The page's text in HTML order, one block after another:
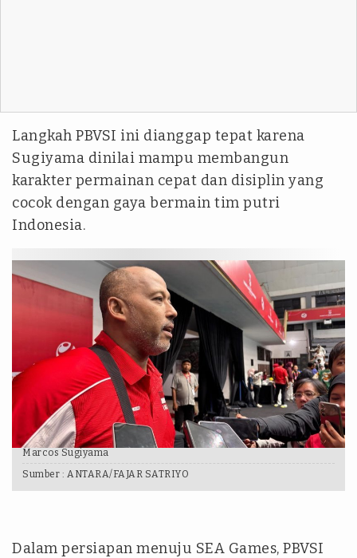
Langkah PBVSI ini dianggap tepat karena
Sugiyama dinilai mampu membangun
karakter permainan cepat dan disiplin yang
cocok dengan gaya bermain tim putri
Indonesia.
Marcos Sugiyama
Sumber : ANTARA/FAJAR SATRIYO
Dalam persiapan menuju SEA Games, PBVSI